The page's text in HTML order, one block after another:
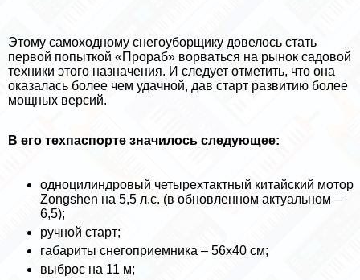
Этому самоходному снегоуборщику довелось стать
первой попыткой «Прораб» ворваться на рынок садовой
техники этого назначения. И следует отметить, что она
оказалась более чем удачной, дав старт развитию более
мощных версий.
В его техпаспорте значилось следующее:
одноцилиндровый четырехтактный китайский мотор
Zongshen на 5,5 л.с. (в обновленном актуальном –
6,5);
ручной старт;
габариты снегоприемника – 56х40 см;
выброс на 11 м;